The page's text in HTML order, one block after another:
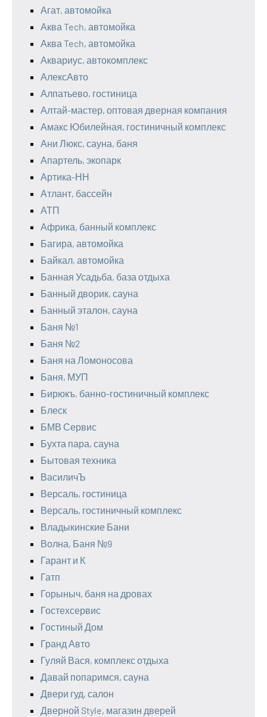
Агат, автомойка
Аква Tech, автомойка
Аква Tech, автомойка
Аквариус, автокомплекс
АлексАвто
Алпатьево, гостиница
Алтай-мастер, оптовая дверная компания
Амакс Юбилейная, гостиничный комплекс
Ани Люкс, сауна, баня
Апартель, экопарк
Артика-НН
Атлант, бассейн
АТП
Африка, банный комплекс
Багира, автомойка
Байкал, автомойка
Банная Усадьба, база отдыха
Банный дворик, сауна
Банный эталон, сауна
Баня №1
Баня №2
Баня на Ломоносова
Баня, МУП
Бирюкъ, банно-гостиничный комплекс
Блеск
БМВ Сервис
Бухта пара, сауна
Бытовая техника
ВасиличЪ
Версаль, гостиница
Версаль, гостиничный комплекс
Владыкинские Бани
Волна, Баня №9
Гарант и К
Гатп
Горыныч, баня на дровах
Гостехсервис
Гостиный Дом
Гранд Авто
Гуляй Вася, комплекс отдыха
Давай попаримся, сауна
Двери гуд, салон
Дверной Style, магазин дверей